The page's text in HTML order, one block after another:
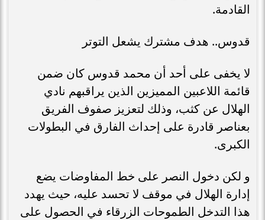
القادمة.
قدوس.. هدف مشترك يشعل التوتر
لا يخفى على أحد أن محمد قدوس كان ضمن
قائمة اللاعبين المميزين الذين يراقبهم نادي
الهلال عن كثب، وذلك لتعزيز صفوف الفريق
بعناصر قادرة على إحداث الفارق في البطولات
الكبرى.
و لكن دخول النصر على خط المفاوضات يضع
إدارة الهلال في موقف لا تحسد عليه، حيث يهدد
هذا التدخل الطموحات الزرقاء في الحصول على